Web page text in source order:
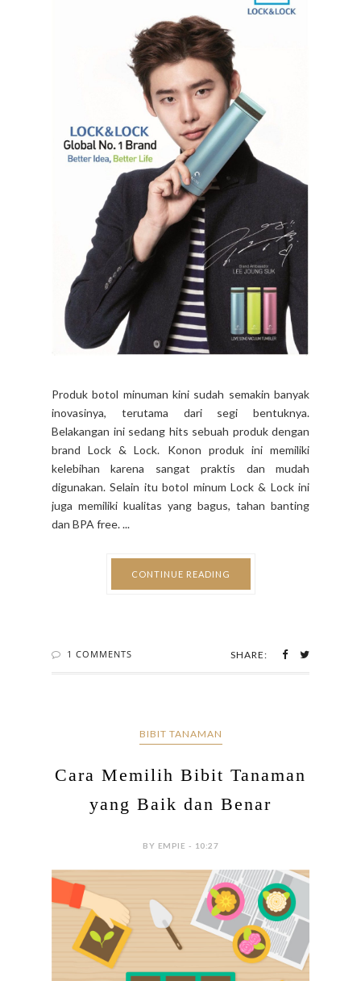
Produk botol minuman kini sudah semakin banyak
inovasinya, terutama dari segi bentuknya.
Belakangan ini sedang hits sebuah produk dengan
brand Lock & Lock. Konon produk ini memiliki
kelebihan karena sangat praktis dan mudah
digunakan. Selain itu botol minum Lock & Lock ini
juga memiliki kualitas yang bagus, tahan banting
dan BPA free. ...
CONTINUE READING
1 COMMENTS SHARE:
BIBIT TANAMAN
Cara Memilih Bibit Tanaman
yang Baik dan Benar
BY EMPIE - 10:27